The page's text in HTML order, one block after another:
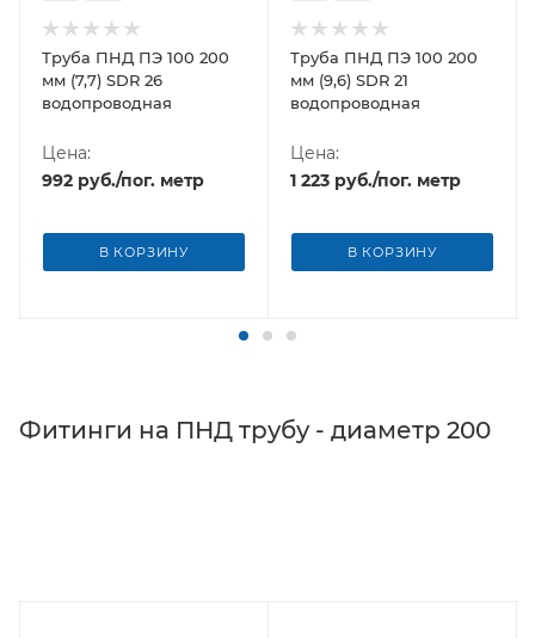
Труба ПНД ПЭ 100 200
мм (7,7) SDR 26
водопроводная
Цена:
992 руб./пог. метр
В КОРЗИНУ
Труба ПНД ПЭ 100 200
мм (9,6) SDR 21
водопроводная
Цена:
1 223 руб./пог. метр
В КОРЗИНУ
Фитинги на ПНД трубу - диаметр 200